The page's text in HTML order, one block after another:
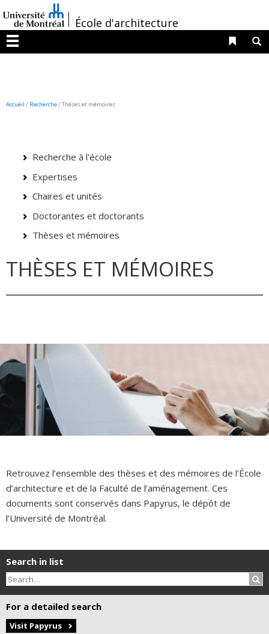
au
contenu
/École d'architecture
Menu
Liens
Accueil / Recherche/Thèses et mémoires
Recherche à l'école
Expertises
Chaires et unités
Doctorantes et doctorants
Thèses et mémoires
THÈSES ET MÉMOIRES
Retrouvez l’ensemble des thèses et des mémoires de l’École
d’architecture et de la Faculté de l’aménagement. Ces
documents sont conservés dans Papyrus, le dépôt de
l’Université de Montréal.
Search in list
For a detailed search
Visit Papyrus